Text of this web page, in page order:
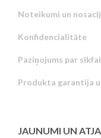
Noteikumi un
Konfidencialitāte
Paziņojums par
Produkta garantija
JAUNUMI UN